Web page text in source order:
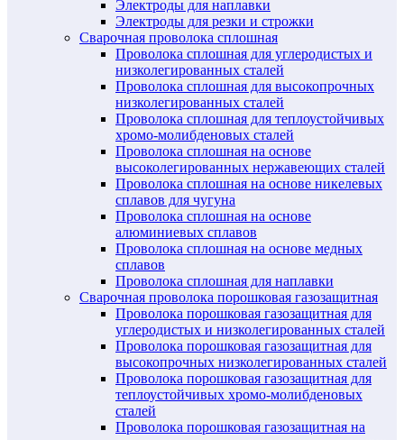
Электроды для наплавки
Электроды для резки и строжки
Сварочная проволока сплошная
Проволока сплошная для углеродистых и
низколегированных сталей
Проволока сплошная для высокопрочных
низколегированных сталей
Проволока сплошная для теплоустойчивых
хромо-молибденовых сталей
Проволока сплошная на основе
высоколегированных нержавеющих сталей
Проволока сплошная на основе никелевых
сплавов для чугуна
Проволока сплошная на основе
алюминиевых сплавов
Проволока сплошная на основе медных
сплавов
Проволока сплошная для наплавки
Сварочная проволока порошковая газозащитная
Проволока порошковая газозащитная для
углеродистых и низколегированных сталей
Проволока порошковая газозащитная для
высокопрочных низколегированных сталей
Проволока порошковая газозащитная для
теплоустойчивых хромо-молибденовых
сталей
Проволока порошковая газозащитная на